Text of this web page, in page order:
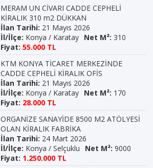
MERAM UN CİVARI CADDE CEPHELİ
KİRALIK 310 m2 DÜKKAN
İlan Tarihi: 21 Mayıs 2026
İl/İlçe: Konya / Karatay Net M²: 310
Fiyat: 55.000 TL
KTM KONYA TİCARET MERKEZİNDE
CADDE CEPHELİ KİRALIK OFİS
İlan Tarihi: 21 Mayıs 2026
İl/İlçe: Konya / Karatay Net M²: 170
Fiyat: 28.000 TL
ORGANİZE SANAYİDE 8500 M2 ATÖLYESİ
OLAN KİRALIK FABRİKA
İlan Tarihi: 24 Mart 2026
İl/İlçe: Konya / Selçuklu Net M²: 9000
Fiyat: 1.250.000 TL